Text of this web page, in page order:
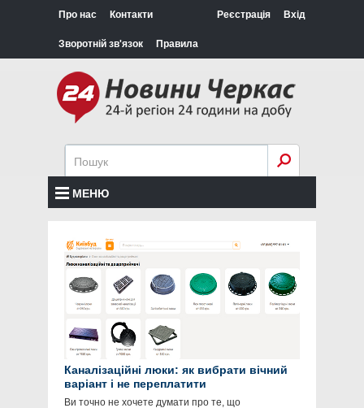
Про нас Контакти
Зворотній зв'язок Правила
Реєстрація Вхід
МЕНЮ
Каналізаційні люки: як вибрати вічний
варіант і не переплатити
Ви точно не хочете думати про те, що